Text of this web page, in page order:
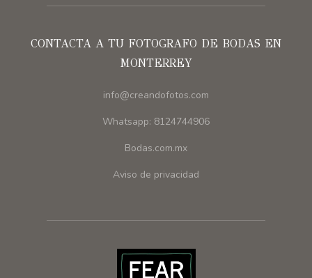
CONTACTA A TU FOTOGRAFO DE BODAS EN
MONTERREY
info@creandofotos.com
Whatsapp: 8124744906
Bodas.com.mx
Aviso de privacidad